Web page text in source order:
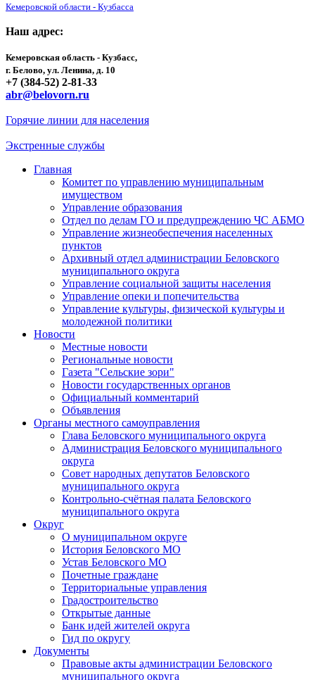
Кемеровской области - Кузбасса
Наш адрес:
Кемеровская область - Кузбасс,
г. Белово, ул. Ленина, д. 10
+7 (384-52) 2-81-33
abr@belovorn.ru
Горячие линии для населения
Экстренные службы
Главная
Комитет по управлению муниципальным
имуществом
Управление образования
Отдел по делам ГО и предупреждению ЧС АБМО
Управление жизнеобеспечения населенных
пунктов
Архивный отдел администрации Беловского
муниципального округа
Управление социальной защиты населения
Управление опеки и попечительства
Управление культуры, физической культуры и
молодежной политики
Новости
Местные новости
Региональные новости
Газета "Сельские зори"
Новости государственных органов
Официальный комментарий
Объявления
Органы местного самоуправления
Глава Беловского муниципального округа
Администрация Беловского муниципального
округа
Совет народных депутатов Беловского
муниципального округа
Контрольно-счётная палата Беловского
муниципального округа
Округ
О муниципальном округе
История Беловского МО
Устав Беловского МО
Почетные граждане
Территориальные управления
Градостроительство
Открытые данные
Банк идей жителей округа
Гид по округу
Документы
Правовые акты администрации Беловского
муниципального округа